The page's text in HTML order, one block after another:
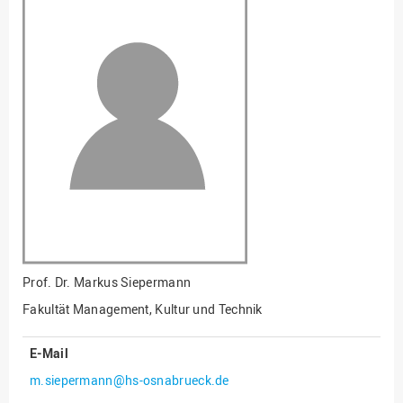
und Informatik
Fakultät Management,
Kultur und Technik
Fakultät Wirtschafts- und
Sozialwissenschaften
Finanzen
Gesellschaftliches
Hochschulleitung
Hochschulplanung/-
Prof. Dr. Markus Siepermann
Fakultät Management, Kultur und Technik
E-Mail
m.siepermann@hs-osnabrueck.de